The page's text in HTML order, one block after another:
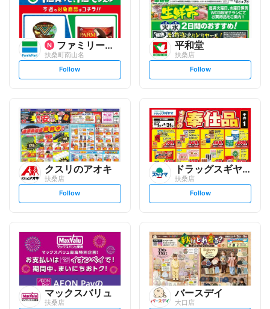
ファミリーマート
扶桑町南山名
s
t
l
o
w
Follow
平和堂
扶桑店
s
t
l
o
w
Follow
クスリのアオキ
扶桑店
s
t
l
o
w
Follow
ドラッグスギヤマ
扶桑店
s
t
l
o
w
Follow
マックスバリュ
扶桑店
バースデイ
大口店